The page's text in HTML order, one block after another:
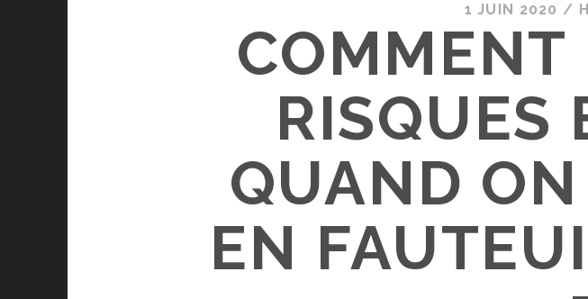
1 JUIN 2020 /
COMMENT
RISQUES
QUAND
EN